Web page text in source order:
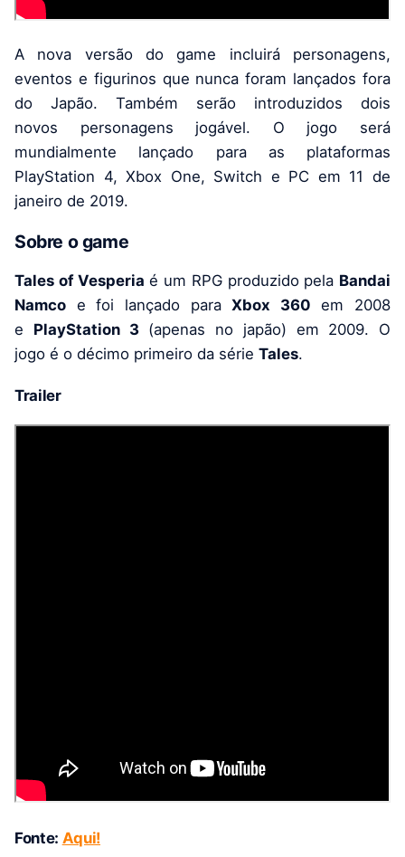
A nova versão do game incluirá personagens,
eventos e figurinos que nunca foram lançados fora
do Japão. Também serão introduzidos dois
novos personagens jogável. O jogo será
mundialmente lançado para as plataformas
PlayStation 4, Xbox One, Switch e PC em 11 de
janeiro de 2019.
Sobre o game
Tales of Vesperia é um RPG produzido pela Bandai
Namco e foi lançado paraXbox 360 em 2008
e PlayStation 3(apenas no japão) em 2009. O
jogo é o décimo primeiro da série Tales.
Trailer
Fonte: Aqui!